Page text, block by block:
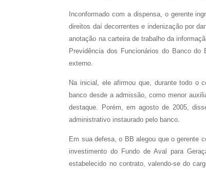
Inconformado com a dispensa, o gerente
direitos daí decorrentes e indenização por
anotação na carteira de trabalho da
Previdência dos Funcionários do Banco
externo.
Na inicial, ele afirmou que, durante todo o
banco desde a admissão, como menor
destaque. Porém, em agosto de 2005,
administrativo instaurado pelo banco.
Em sua defesa, o BB alegou que o gerente
investimento do Fundo de Aval para
estabelecido no contrato, valendo-se do